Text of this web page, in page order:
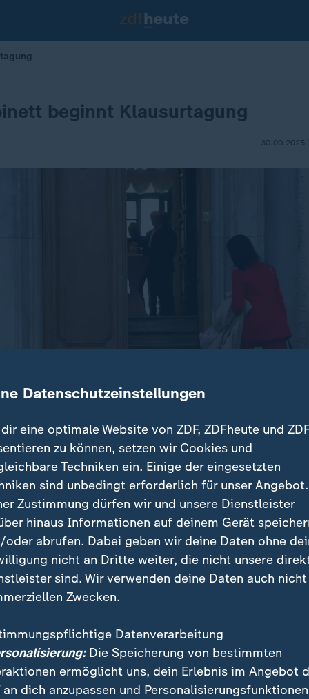
beginnt Klausurtagung
30.09.2025
Klausurtagung der Bundesregierung
der deutschen Wirtschaft,
Datenschutzeinstellungen
eine optimale Website von ZDF, ZDFheute und
zu können, setzen wir Cookies und
Techniken ein. Einige der eingesetzten
sind unbedingt erforderlich für unser
Zustimmung dürfen wir und unsere Dienstleister
hinaus Informationen auf deinem Gerät
oder abrufen. Dabei geben wir deine Daten ohne
nicht an Dritte weiter, die nicht unsere
sind. Wir verwenden deine Daten auch nicht
Zwecken.
Datenverarbeitung
Die Speicherung von bestimmten
ermöglicht uns, dein Erlebnis im Angebot
an dich anzupassen und Personalisierungsfunktionen